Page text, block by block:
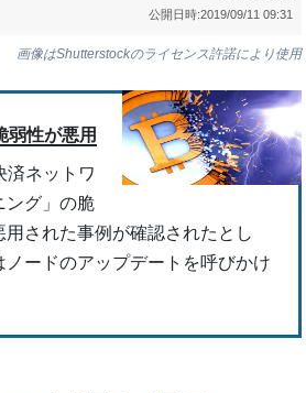
公開日時:2019/09/11 09:31
画像はShutterstockのライセンス許諾により使用
弱性が悪用
済ネットワ
ング」の脆
用された事例が確認されたとし
ノードのアップデートを呼びかけ